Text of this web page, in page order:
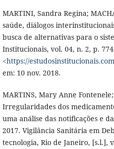
MARTINI, Sandra Regina;
saúde, diálogos
busca de alternativas para o
Institucionais, vol. 04, n. 2, p.
<https://
em: 10 nov. 2018.
MARTINS, Mary Anne
Irregularidades dos
uma análise das notificações e
2017. Vigilância Sanitária em
tecnologia, Rio de Janeiro, [s.l.],